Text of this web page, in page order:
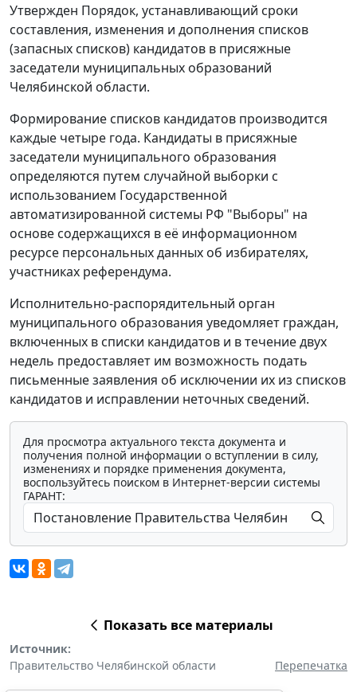
Утвержден Порядок, устанавливающий сроки
составления, изменения и дополнения списков
(запасных списков) кандидатов в присяжные
заседатели муниципальных образований
Челябинской области.
Формирование списков кандидатов производится
каждые четыре года. Кандидаты в присяжные
заседатели муниципального образования
определяются путем случайной выборки с
использованием Государственной
автоматизированной системы РФ "Выборы" на
основе содержащихся в её информационном
ресурсе персональных данных об избирателях,
участниках референдума.
Исполнительно-распорядительный орган
муниципального образования уведомляет граждан,
включенных в списки кандидатов и в течение двух
недель предоставляет им возможность подать
письменные заявления об исключении их из списков
кандидатов и исправлении неточных сведений.
Для просмотра актуального текста документа и
получения полной информации о вступлении в силу,
изменениях и порядке применения документа,
воспользуйтесь поиском в Интернет-версии системы
ГАРАНТ:
Показать все материалы
Источник:
Правительство Челябинской области
Перепечатка